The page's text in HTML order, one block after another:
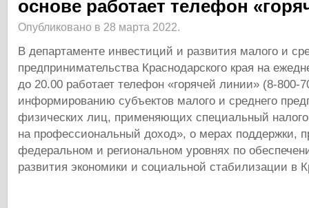
основе работает телефон
Опубликовано в 28 марта 2022.
В департаменте инвестиций и развития малого и
предпринимательства Краснодарского края на
до 20.00 работает телефон «горячей линии» (8-800-
информированию субъектов малого и среднего
физических лиц, применяющих специальный
на профессиональный доход», о мерах поддержки,
федеральном и региональном уровнях по
развития экономики и социальной стабилизации в